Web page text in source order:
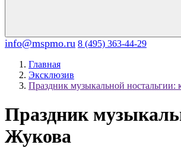
info@mspmo.ru 8 (495) 363-44-29
Главная
Эксклюзив
Праздник музыкальной ностальгии:
Праздник
Жукова